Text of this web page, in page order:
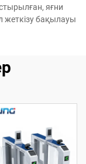
яғни
жеткізу бақылауы